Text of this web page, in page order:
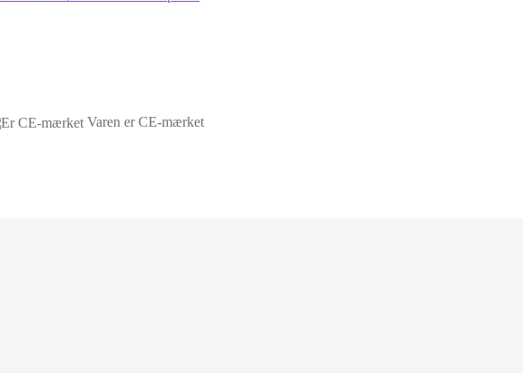
Varen er CE-mærket